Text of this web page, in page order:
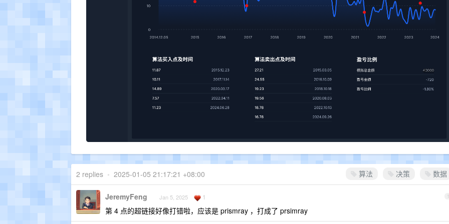
算法 决策 数据
2 replies • 2025-01-05 21:17:21 +08:00
1
JeremyFeng Jan 5, 2025 1
第 4 点的超链接好像打错啦，应该是 prismray ，打成了 prsimray